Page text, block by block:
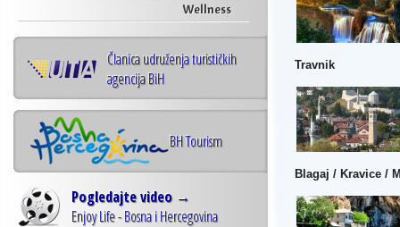
Wellness
Članica udruženja turističkih
agencija BiH
BH Tourism
Pogledajte video →
Enjoy Life - Bosna i Hercegovina
Travnik
Blagaj / Kravice /